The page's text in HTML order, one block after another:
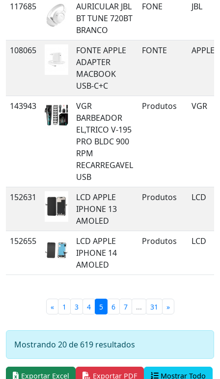
117685
AURICULAR JBL
BT TUNE 720BT
BRANCO
FONE JBL
108065
FONTE APPLE
ADAPTER
MACBOOK
USB-C+C
FONTE APPLE
143943
VGR
BARBEADOR
EL‚TRICO V-195
PRO BLDC 900
RPM
RECARREGAVEL
USB
Produtos VGR
152631
LCD APPLE
IPHONE 13
AMOLED
Produtos LCD
152655
LCD APPLE
IPHONE 14
AMOLED
Produtos LCD
« 1 3 4 5 6 7 ... 31 »
Mostrando 20 de 619 resultados
Exportar Excel Exportar PDF Mostrar Todo